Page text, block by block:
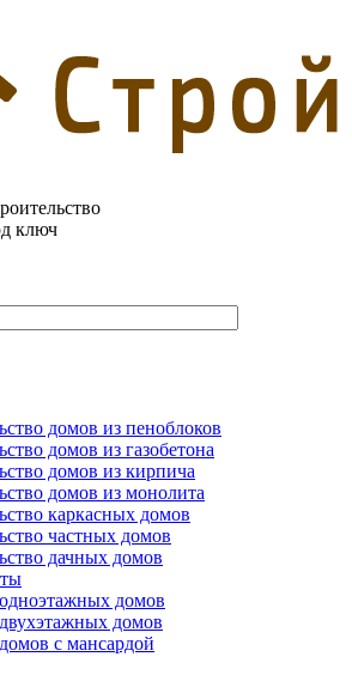
ключ
домов из пеноблоков
домов из газобетона
домов из кирпича
домов из монолита
каркасных домов
частных домов
дачных домов
домов
домов
с мансардой